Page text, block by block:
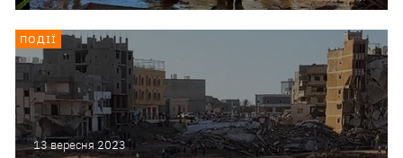
13 вересня 2023
ПОДІЇ